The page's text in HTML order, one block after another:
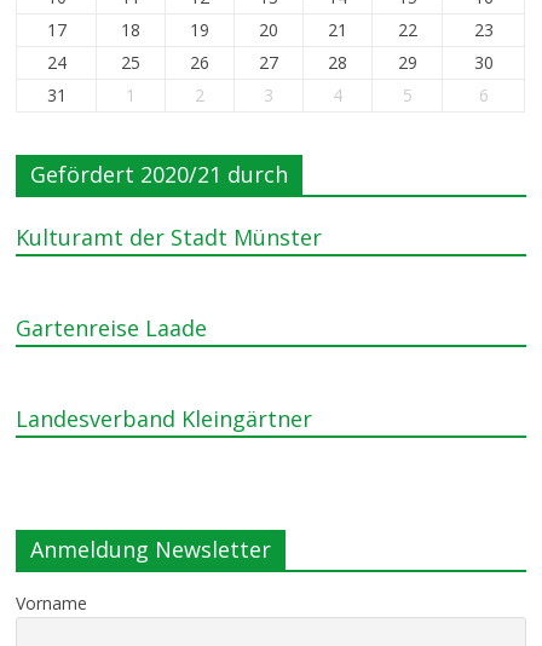
17
18 19 20 21 22
23
24
25 26 27 28 29
30
31
1 2 3 4 5 6
Gefördert 2020/21 durch
Kulturamt der Stadt Münster
Gartenreise Laade
Landesverband Kleingärtner
Anmeldung Newsletter
Vorname